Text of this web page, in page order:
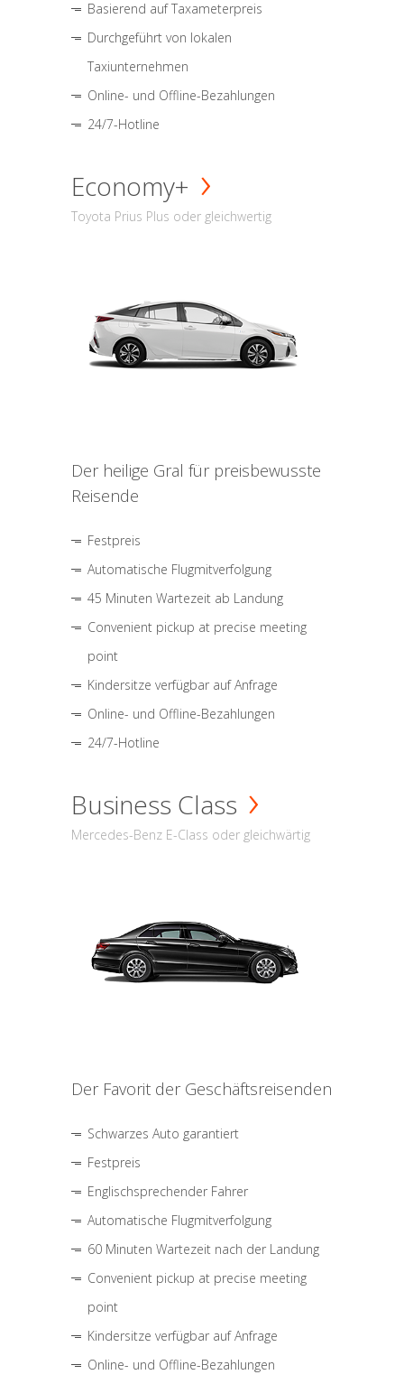
Basierend auf Taxameterpreis
Durchgeführt von lokalen
Taxiunternehmen
Online- und Offline-Bezahlungen
24/7-Hotline
Economy+
Toyota Prius Plus oder gleichwertig
Der heilige Gral für preisbewusste
Reisende
Festpreis
Automatische Flugmitverfolgung
45 Minuten Wartezeit ab Landung
Convenient pickup at precise meeting
point
Kindersitze verfügbar auf Anfrage
Online- und Offline-Bezahlungen
24/7-Hotline
Business Class
Mercedes-Benz E-Class oder gleichwärtig
Der Favorit der Geschäftsreisenden
Schwarzes Auto garantiert
Festpreis
Englischsprechender Fahrer
Automatische Flugmitverfolgung
60 Minuten Wartezeit nach der Landung
Convenient pickup at precise meeting
point
Kindersitze verfügbar auf Anfrage
Online- und Offline-Bezahlungen